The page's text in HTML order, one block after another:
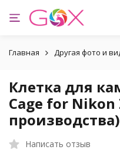
Главная Другая фото и
Клетка для
Cage for Nikon
производства)
Написать отзыв